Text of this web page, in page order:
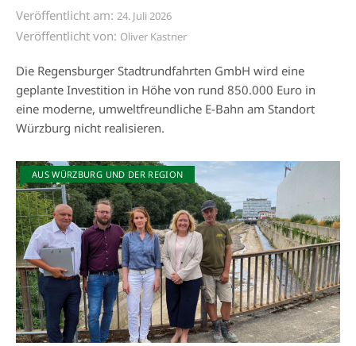
Veröffentlicht am: 24. Juli 2026
Veröffentlicht von: Oliver Kastner
Die Regensburger Stadtrundfahrten GmbH wird eine
geplante Investition in Höhe von rund 850.000 Euro in
eine moderne, umweltfreundliche E-Bahn am Standort
Würzburg nicht realisieren.
AUS WÜRZBURG UND DER REGION